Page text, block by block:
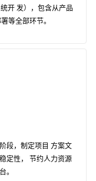
开 发），包含从产品
等全部环节。
段，制定项目 方案文
定性， 节约人力资源
。